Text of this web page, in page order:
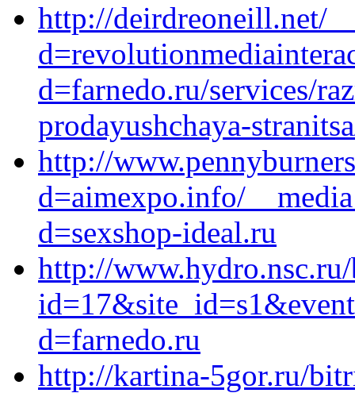
http://deirdreoneill.net/
d=farnedo.ru/services/
prodayushchaya-
http://
d=aimexpo.info/
d=sexshop-ideal.ru
http://
d=farnedo.ru
http://kartina-5gor.ru/